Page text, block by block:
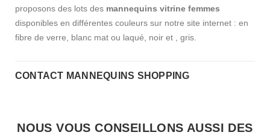
proposons des lots des mannequins vitrine femmes
disponibles en différentes couleurs sur notre site internet : en
fibre de verre, blanc mat ou laqué, noir et , gris.
CONTACT MANNEQUINS SHOPPING
NOUS VOUS CONSEILLONS AUSSI DES